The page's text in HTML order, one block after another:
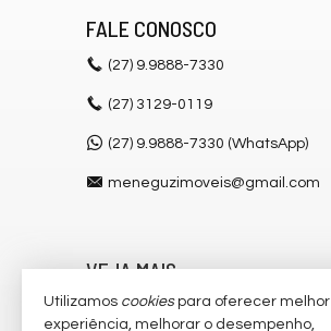
FALE CONOSCO
(27) 9.9888-7330
(27) 3129-0119
(27) 9.9888-7330 (WhatsApp)
meneguzimoveis@gmail.com
VEJA MAIS
receba nosso newsletter
Utilizamos cookiespara oferecer melhor
experiência, melhorar o desempenho,